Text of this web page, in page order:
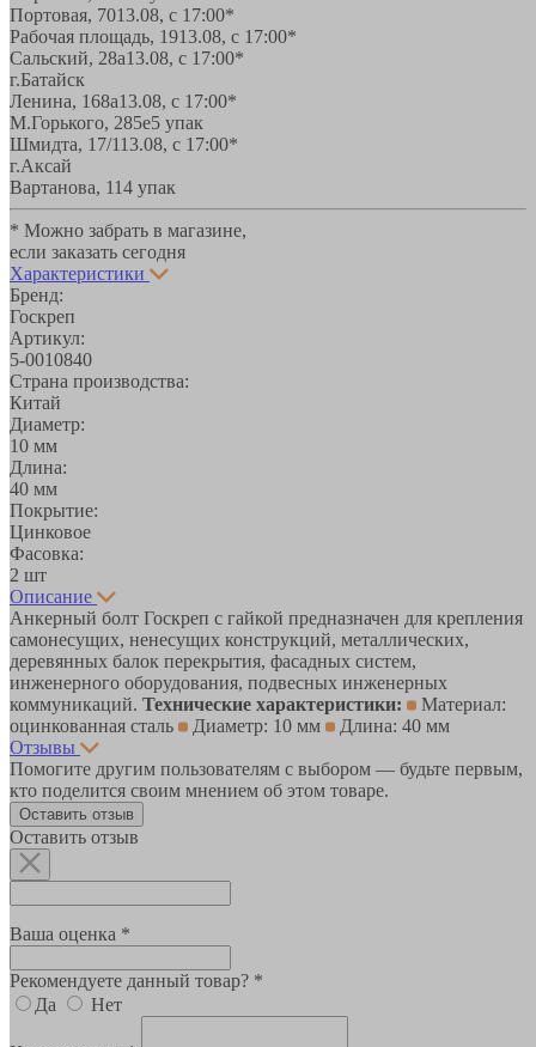
Портовая, 7013.08, с 17:00*
Рабочая площадь, 1913.08, с 17:00*
Сальский, 28a13.08, с 17:00*
г.Батайск
Ленина, 168а13.08, с 17:00*
М.Горького, 285е5 упак
Шмидта, 17/113.08, с 17:00*
г.Аксай
Вартанова, 114 упак
* Можно забрать в магазине,
если заказать сегодня
Характеристики
Бренд:
Госкреп
Артикул:
5-0010840
Страна производства:
Китай
Диаметр:
10 мм
Длина:
40 мм
Покрытие:
Цинковое
Фасовка:
2 шт
Описание
Анкерный болт Госкреп с гайкой предназначен для крепления
самонесущих, ненесущих конструкций, металлических,
деревянных балок перекрытия, фасадных систем,
инженерного оборудования, подвесных инженерных
коммуникаций. Технические характеристики:
Материал:
оцинкованная сталь
Диаметр: 10 мм
Длина: 40 мм
Отзывы
Помогите другим пользователям с выбором — будьте первым,
кто поделится своим мнением об этом товаре.
Оставить отзыв
Оставить отзыв
Ваша оценка *
Рекомендуете данный товар? *
Да
Нет